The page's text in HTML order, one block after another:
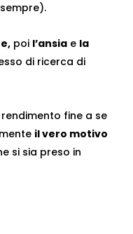
poi l’ansia e la
di ricerca di
fine a se
il vero motivo
si sia preso in